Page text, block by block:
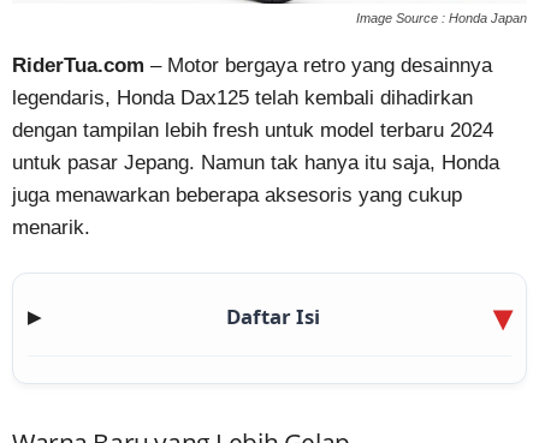
Image Source : Honda Japan
RiderTua.com – Motor bergaya retro yang desainnya
legendaris, Honda Dax125 telah kembali dihadirkan
dengan tampilan lebih fresh untuk model terbaru 2024
untuk pasar Jepang. Namun tak hanya itu saja, Honda
juga menawarkan beberapa aksesoris yang cukup
menarik.
▶ Daftar Isi